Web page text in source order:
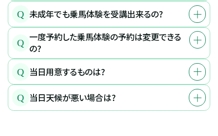
Q 未成年でも乗馬体験を受講出来るの?
Q 一度予約した乗馬体験の予約は変更できる
の?
Q 当日用意するものは?
Q 当日天候が悪い場合は?